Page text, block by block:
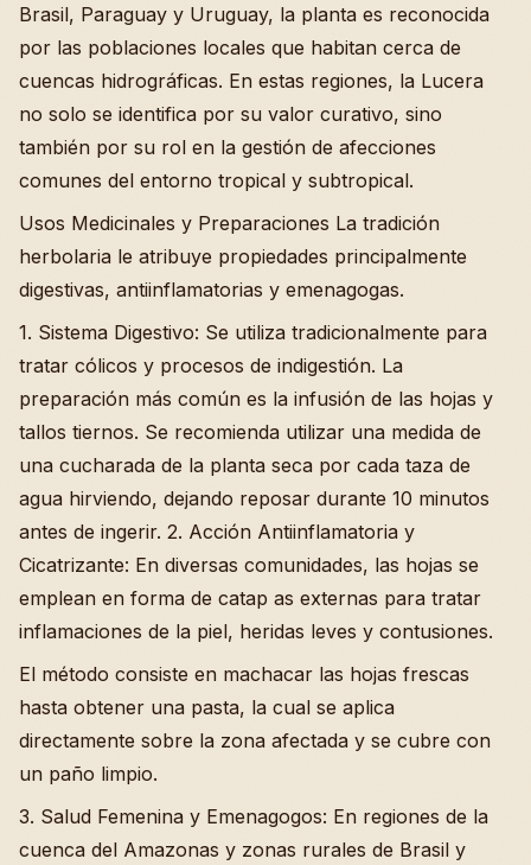
Brasil, Paraguay y Uruguay, la planta es reconocida
por las poblaciones locales que habitan cerca de
cuencas hidrográficas. En estas regiones, la Lucera
no solo se identifica por su valor curativo, sino
también por su rol en la gestión de afecciones
comunes del entorno tropical y subtropical.
Usos Medicinales y Preparaciones La tradición
herbolaria le atribuye propiedades principalmente
digestivas, antiinflamatorias y emenagogas.
1. Sistema Digestivo: Se utiliza tradicionalmente para
tratar cólicos y procesos de indigestión. La
preparación más común es la infusión de las hojas y
tallos tiernos. Se recomienda utilizar una medida de
una cucharada de la planta seca por cada taza de
agua hirviendo, dejando reposar durante 10 minutos
antes de ingerir. 2. Acción Antiinflamatoria y
Cicatrizante: En diversas comunidades, las hojas se
emplean en forma de catap as externas para tratar
inflamaciones de la piel, heridas leves y contusiones.
El método consiste en machacar las hojas frescas
hasta obtener una pasta, la cual se aplica
directamente sobre la zona afectada y se cubre con
un paño limpio.
3. Salud Femenina y Emenagogos: En regiones de la
cuenca del Amazonas y zonas rurales de Brasil y